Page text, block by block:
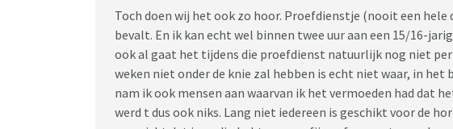
Toch doen wij het ook zo hoor. Proefdienstje (nooit een hele
bevalt. En ik kan echt wel binnen twee uur aan een 15/16-
ook al gaat het tijdens die proefdienst natuurlijk nog niet
weken niet onder de knie zal hebben is echt niet waar, in het
nam ik ook mensen aan waarvan ik het vermoeden had dat
werd t dus ook niks. Lang niet iedereen is geschikt voor de